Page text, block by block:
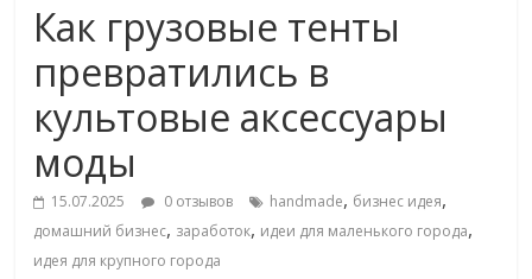
Как грузовые тенты
превратились в
культовые аксессуары
моды
15.07.2025 0 отзывов handmade, бизнес идея,
домашний бизнес, заработок, идеи для маленького города,
идея для крупного города